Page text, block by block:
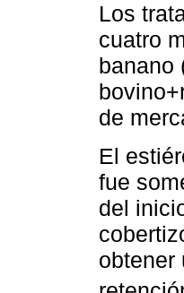
Los
cuatro
banano
de
El
fue
del
obtener